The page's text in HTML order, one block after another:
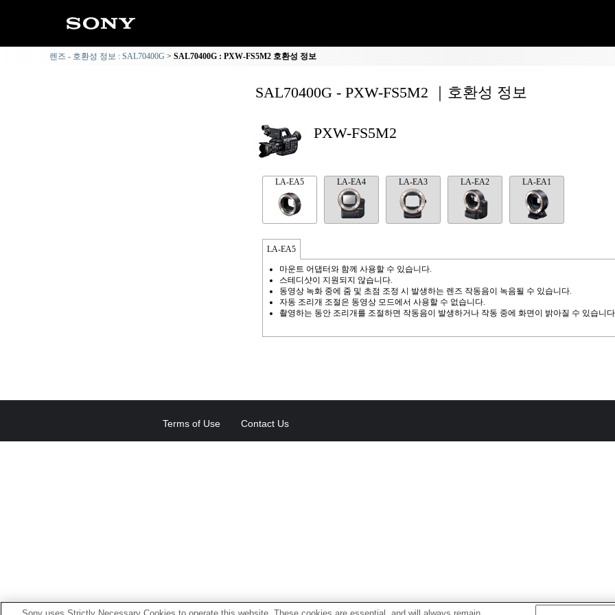
렌즈 - 호환성 정보 : SAL70400G SAL70400G : PXW-FS5M2 호환성 정보
SAL70400G - PXW-FS5M2 ｜호환성 정보
PXW-FS5M2
LA-EA5 LA-EA4 LA-EA3 LA-EA2 LA-EA1
LA-EA5
마운트 어댑터와 함께 사용할 수 있습니다.
스테디샷이 지원되지 않습니다.
동영상 녹화 중에 줌 및 초점 조정 시 발생하는 렌즈 작동음이 녹음될 수 있습니다.
자동 조리개 조절은 동영상 모드에서 사용할 수 없습니다.
촬영하는 동안 조리개를 조절하면 작동음이 발생하거나 작동 중에 화면이 밝아질 수 있습니
Terms of Use Contact Us